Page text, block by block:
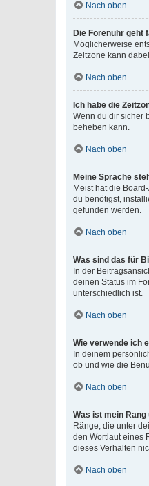
Nach oben
Die Forenuhr geht
Möglicherweise
Zeitzone kann
Nach oben
Ich habe die
Wenn du dir sicher
beheben kann.
Nach oben
Meine Sprache
Meist hat die
du benötigst,
gefunden werden.
Nach oben
Was sind das für
In der
deinen Status im
unterschiedlich ist.
Nach oben
Wie verwende ich
In deinem
ob und wie die
Nach oben
Was ist mein
Ränge, die unter
den Wortlaut eines
dieses Verhalten
Nach oben